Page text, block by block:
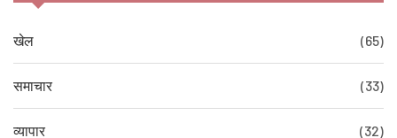
खेल (65)
समाचार (33)
व्यापार (32)